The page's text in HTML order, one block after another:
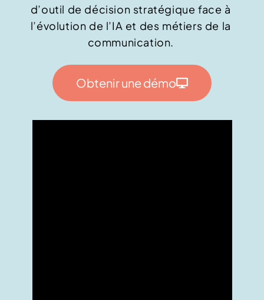
d’outil de décision stratégique face à
l’évolution de l’IA et des métiers de la
communication.
Obtenir une démo